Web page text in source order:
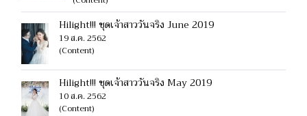
Hilight!!! ชุดเจ้าสาววันจริง June 2019
19 ส.ค. 2562
(Content)
Hilight!!! ชุดเจ้าสาววันจริง May 2019
10 ส.ค. 2562
(Content)